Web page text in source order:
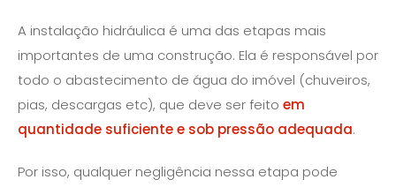
A instalação hidráulica é uma das etapas mais
importantes de uma construção. Ela é responsável por
todo o abastecimento de água do imóvel (chuveiros,
pias, descargas etc), que deve ser feito em
quantidade suficiente e sob pressão adequada.
Por isso, qualquer negligência nessa etapa pode